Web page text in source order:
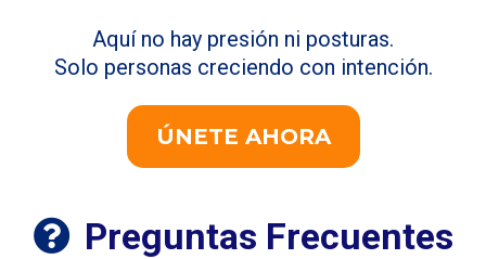
Aquí no hay presión ni posturas.
Solo personas creciendo con intención.
ÚNETE AHORA
Preguntas Frecuentes